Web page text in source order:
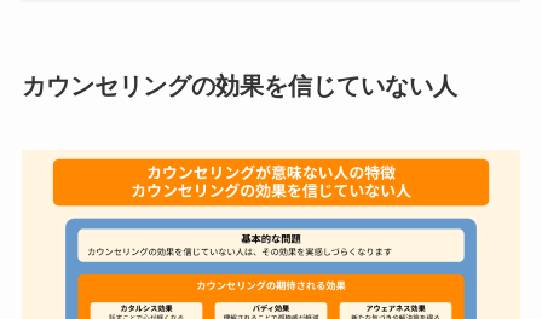
カウンセリングの効果を信じていない人